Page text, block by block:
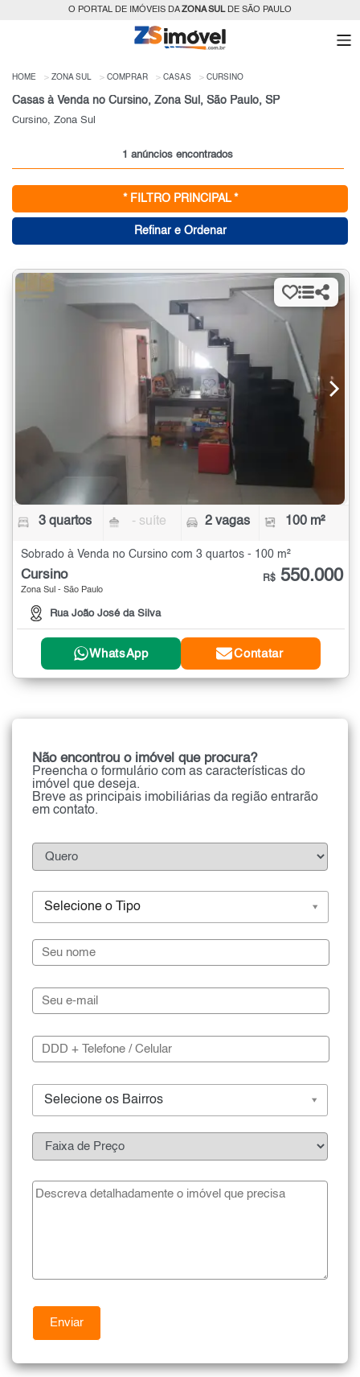
O PORTAL DE IMÓVEIS DAZONA SULDE SÃO PAULO
HOME ZONA SUL COMPRAR CASAS CURSINO
Casas à Venda no Cursino, Zona Sul, São Paulo, SP
Cursino, Zona Sul
1 anúncios encontrados
* FILTRO PRINCIPAL *
Refinar e Ordenar
3 quartos - suíte 2 vagas 100 m²
Sobrado à Venda no Cursino com 3 quartos - 100 m²
Cursino
Zona Sul - São Paulo
Rua João José da Silva
R$ 550.000
WhatsApp Contatar
Não encontrou o imóvel que procura?
Preencha o formulário com as características do
imóvel que deseja.
Breve as principais imobiliárias da região entrarão
em contato.
Selecione o Tipo
Selecione os Bairros